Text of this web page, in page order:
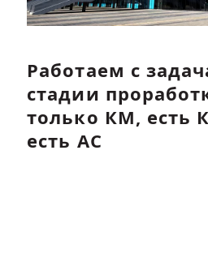
Работаем с
стадии
только КМ, есть
есть АС